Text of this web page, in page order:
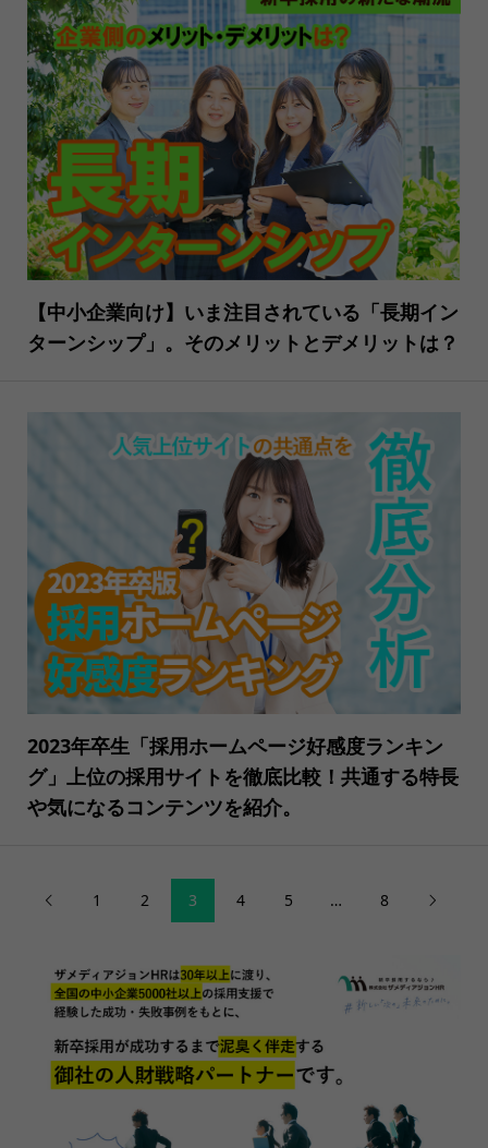
【中小企業向け】いま注目されている「長期イン
ターンシップ」。そのメリットとデメリットは？
2023年卒生「採用ホームページ好感度ランキン
グ」上位の採用サイトを徹底比較！共通する特長
や気になるコンテンツを紹介。
 1 2 3 4 5 … 8 